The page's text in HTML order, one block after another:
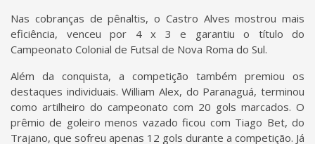
Nas cobranças de pênaltis, o Castro Alves mostrou mais
eficiência, venceu por 4 x 3 e garantiu o título do
Campeonato Colonial de Futsal de Nova Roma do Sul.
Além da conquista, a competição também premiou os
destaques individuais. William Alex, do Paranaguá, terminou
como artilheiro do campeonato com 20 gols marcados. O
prêmio de goleiro menos vazado ficou com Tiago Bet, do
Trajano, que sofreu apenas 12 gols durante a competição. Já